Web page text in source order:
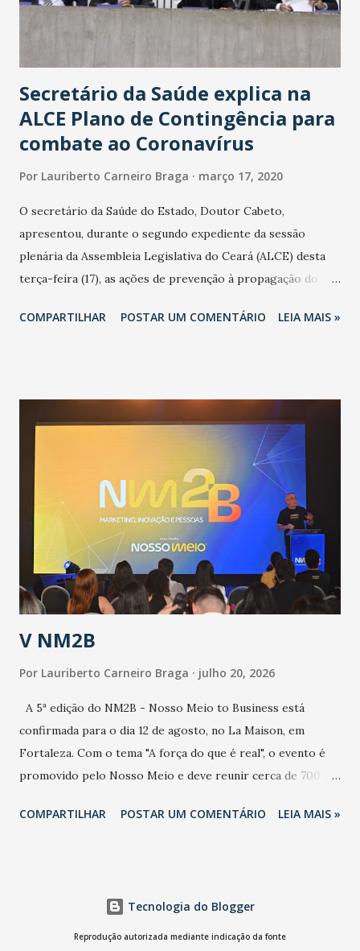
Secretário da Saúde explica na
ALCE Plano de Contingência para
combate ao Coronavírus
Por Lauriberto Carneiro Braga março 17, 2020
O secretário da Saúde do Estado, Doutor Cabeto,
apresentou, durante o segundo expediente da sessão
plenária da Assembleia Legislativa do Ceará (ALCE) desta
terça-feira (17), as ações de prevenção à propagação do
adotadas pelo Governo do Estado na contenção da
população suspeita e de cuidados com os ambientes
públicos e domiciliares. “Nós não estamos vivendo uma
epidemia comum, como temos em todos os anos, com
aumento de casos de dengue, influenza ou H1N1. Trata-se
de uma epidemia com um vírus diferente, com um poder de
contaminação maior que outros coronavírus”, apontou o
secretário. Segundo ele, é uma epidemia com chance de
contaminação alta, podendo gerar um grande risco à
população e ao sistema de saúde. “Precisamos saber fazer a
estratificação do risco da doença, para não so...
COMPARTILHAR POSTAR UM COMENTÁRIO LEIA MAIS »
V NM2B
Por Lauriberto Carneiro Braga julho 20, 2026
A 5ª edição do NM2B - Nosso Meio to Business está
confirmada para o dia 12 de agosto, no La Maison, em
Fortaleza. Com o tema "A força do que é real", o evento é
promovido pelo Nosso Meio e deve reunir cerca de 700
e lideranças do Mercado Nacional. Desde 2022, o NM2B
LinkedIn, VISA, Grupo 3corações, TikTok e M. Dias Branco.
A nova edição chega em um momento em que autenticidade
COMPARTILHAR POSTAR UM COMENTÁRIO LEIA MAIS »
Tecnologia do Blogger
Reprodução autorizada mediante indicação da fonte